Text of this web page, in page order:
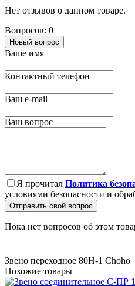
Нет отзывов о данном товаре.
Вопросов: 0
Новый вопрос
Ваше имя
Контактный телефон
Ваш e-mail
Ваш вопрос
Я прочитал Политика
условиями безопасности и
Отправить свой вопрос
Пока нет вопросов об этом
Звено переходное 80H-1 Choho
Похожие товары